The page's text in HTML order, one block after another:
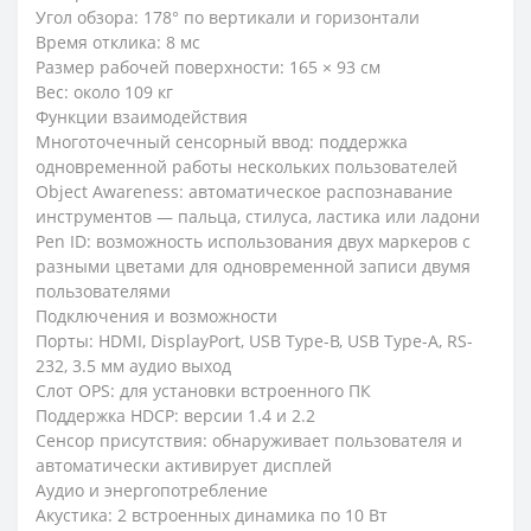
Угол обзора: 178° по вертикали и горизонтали
Время отклика: 8 мс
Размер рабочей поверхности: 165 × 93 см
Вес: около 109 кг​
Функции взаимодействия
Многоточечный сенсорный ввод: поддержка
одновременной работы нескольких пользователей
Object Awareness: автоматическое распознавание
инструментов — пальца, стилуса, ластика или ладони
Pen ID: возможность использования двух маркеров с
разными цветами для одновременной записи двумя
пользователями
Подключения и возможности
Порты: HDMI, DisplayPort, USB Type-B, USB Type-A, RS-
232, 3.5 мм аудио выход
Слот OPS: для установки встроенного ПК
Поддержка HDCP: версии 1.4 и 2.2
Сенсор присутствия: обнаруживает пользователя и
автоматически активирует дисплей
Аудио и энергопотребление
Акустика: 2 встроенных динамика по 10 Вт